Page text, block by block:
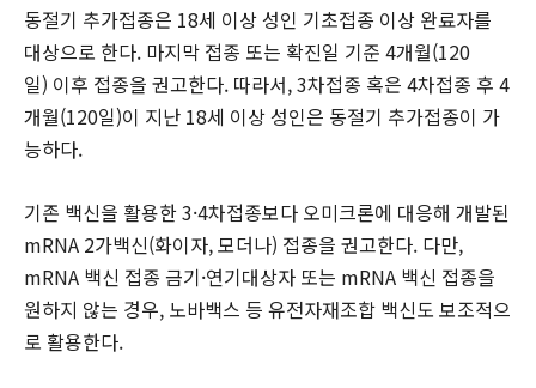
동절기 추가접종은 18세 이상 성인 기초접종 이상 완료자를
대상으로 한다. 마지막 접종 또는 확진일 기준 4개월(120
일) 이후 접종을 권고한다. 따라서, 3차접종 혹은 4차접종 후 4
개월(120일)이 지난 18세 이상 성인은 동절기 추가접종이 가
능하다.
기존 백신을 활용한 3·4차접종보다 오미크론에 대응해 개발된
mRNA 2가백신(화이자, 모더나) 접종을 권고한다. 다만,
mRNA 백신 접종 금기·연기대상자 또는 mRNA 백신 접종을
원하지 않는 경우, 노바백스 등 유전자재조합 백신도 보조적으
로 활용한다.